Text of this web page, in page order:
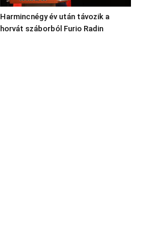
Harmincnégy év után távozik a
horvát száborból Furio Radin